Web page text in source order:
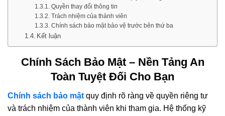
Quyền thay đổi thông tin
Trách nhiệm của thành viên
Chính sách bảo mật bảo vệ trước bên thứ ba
Kết luận
Chính Sách Bảo Mật – Nền Tảng An
Toàn Tuyệt Đối Cho Bạn
Chính sách bảo mật quy định rõ ràng về quyền riêng tư
và trách nhiệm của thành viên khi tham gia. Hệ thống kỹ